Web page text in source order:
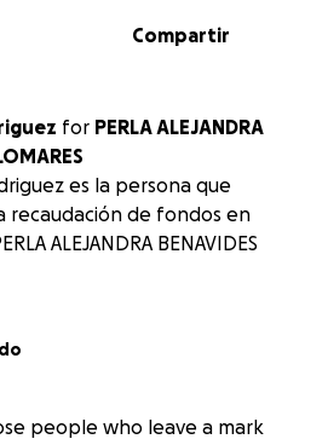
Compartir
Rodriguez for PERLA ALEJANDRA
es la persona que
recaudación de fondos en
ALEJANDRA BENAVIDES
people who leave a mark